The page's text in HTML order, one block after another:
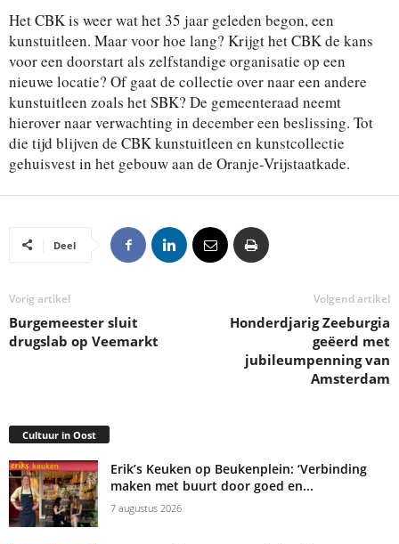
Het CBK is weer wat het 35 jaar geleden begon, een
kunstuitleen. Maar voor hoe lang? Krijgt het CBK de kans
voor een doorstart als zelfstandige organisatie op een
nieuwe locatie? Of gaat de collectie over naar een andere
kunstuitleen zoals het SBK? De gemeenteraad neemt
hierover naar verwachting in december een beslissing. Tot
die tijd blijven de CBK kunstuitleen en kunstcollectie
gehuisvest in het gebouw aan de Oranje-Vrijstaatkade.
Deel
Vorig artikel
Burgemeester sluit
drugslab op Veemarkt
Volgend artikel
Honderdjarig Zeeburgia
geëerd met
jubileumpenning van
Amsterdam
Cultuur in Oost
Erik’s Keuken op Beukenplein: ‘Verbinding
maken met buurt door goed en...
7 augustus 2026